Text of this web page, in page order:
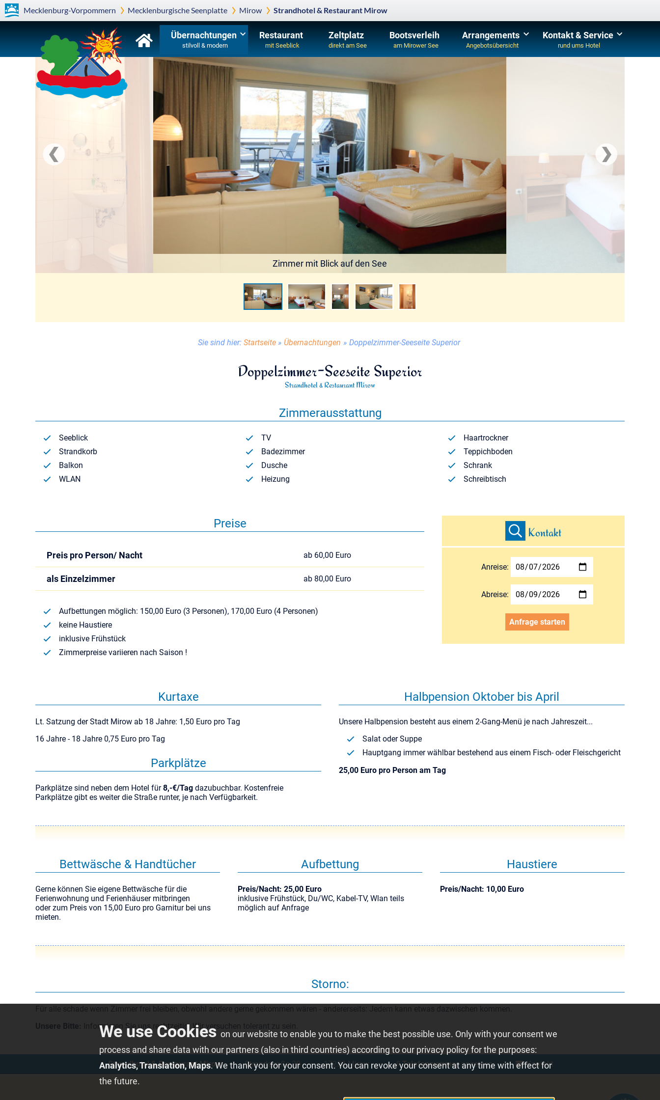
Mecklenburg-Vorpommern Mecklenburgische Seenplatte Mirow Strandhotel & Restaurant Mirow
Übernachtungen
stilvoll & modern
Restaurant
mit Seeblick
Zeltplatz
direkt am See
Bootsverleih
am Mirower See
Arrangements
Angebotsübersicht
Kontakt & Service
rund ums Hotel
Zimmer mit Blick auf den See
Sie sind hier: Startseite » Übernachtungen » Doppelzimmer-Seeseite Superior
Doppelzimmer-Seeseite Superior
Strandhotel & Restaurant Mirow
Zimmerausstattung
Seeblick
Strandkorb
Balkon
WLAN
TV
Badezimmer
Dusche
Heizung
Haartrockner
Teppichboden
Schrank
Schreibtisch
Preise
Preis pro Person/ Nacht ab 60,00 Euro
als Einzelzimmer ab 80,00 Euro
Aufbettungen möglich: 150,00 Euro (3 Personen), 170,00 Euro (4 Personen)
keine Haustiere
inklusive Frühstück
Zimmerpreise variieren nach Saison !
Kontakt
Anreise:
Abreise:
Anfrage starten
Kurtaxe
Lt. Satzung der Stadt Mirow ab 18 Jahre: 1,50 Euro pro Tag
16 Jahre - 18 Jahre 0,75 Euro pro Tag
Parkplätze
Parkplätze sind neben dem Hotel für8,-€/Tag dazubuchbar. Kostenfreie
Parkplätze gibt es weiter die Straße runter, je nach Verfügbarkeit.
Halbpension Oktober bis April
Unsere Halbpension besteht aus einem 2-Gang-Menü je nach Jahreszeit...
Salat oder Suppe
Hauptgang immer wählbar bestehend aus einem Fisch- oder Fleischgericht
25,00 Euro pro Person am Tag
Bettwäsche & Handtücher
Gerne können Sie eigene Bettwäsche für die
Ferienwohnung und Ferienhäuser mitbringen
oder zum Preis von 15,00 Euro pro Garnitur bei uns
mieten.
Aufbettung
Preis/Nacht: 25,00 Euro
inklusive Frühstück, Du/WC, Kabel-TV, Wlan teils
möglich auf Anfrage
Haustiere
Preis/Nacht: 10,00 Euro
Storno:
Für alle schade wenn Zimmer frei bleiben, obwohl andere gerne gekommen wären - andererseits: Jedem kann etwas dazwischen kommen.
Unsere Bitte: Informieren Sie uns rechtzeitig. Wir versuchen tolerant zu sein.
Strandhotel & Restaurant Mirow ⋅ Strandstraße 20 ⋅ 17252 Mirow ⋅ Telefonnummeranzeigen ⋅ Kontakt
on our website to enable you to make the best possible use. Only with your consent we
process and share data with our partners (also in third countries) according to our privacy policy for the purposes:
Analytics, Translation, Maps. We thank you for your consent. You can revoke your consent at any time with effect for
the future.